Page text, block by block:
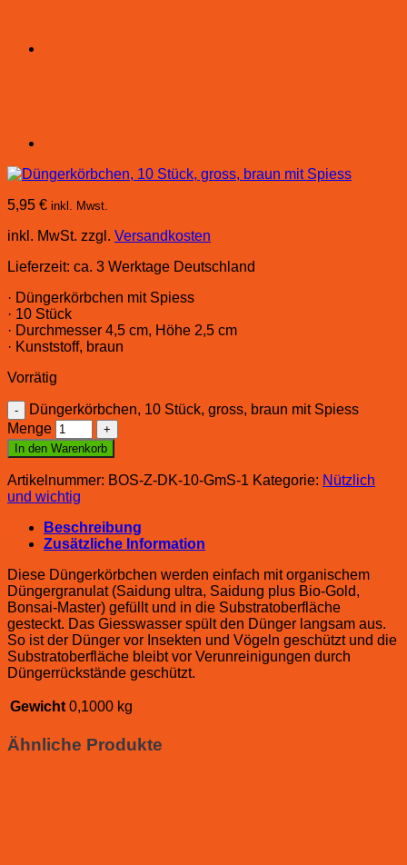
5,95 € inkl. Mwst.
inkl. MwSt. zzgl. Versandkosten
Lieferzeit: ca. 3 Werktage Deutschland
· Düngerkörbchen mit Spiess
· 10 Stück
· Durchmesser 4,5 cm, Höhe 2,5 cm
· Kunststoff, braun
Vorrätig
Düngerkörbchen, 10 Stück, gross, braun mit Spiess
Menge
In den Warenkorb
Artikelnummer: BOS-Z-DK-10-GmS-1 Kategorie: Nützlich
und wichtig
Beschreibung
Zusätzliche Information
Diese Düngerkörbchen werden einfach mit organischem
Düngergranulat (Saidung ultra, Saidung plus Bio-Gold,
Bonsai-Master) gefüllt und in die Substratoberfläche
gesteckt. Das Giesswasser spült den Dünger langsam aus.
So ist der Dünger vor Insekten und Vögeln geschützt und die
Substratoberfläche bleibt vor Verunreinigungen durch
Düngerrückstände geschützt.
Gewicht 0,1000 kg
Ähnliche Produkte